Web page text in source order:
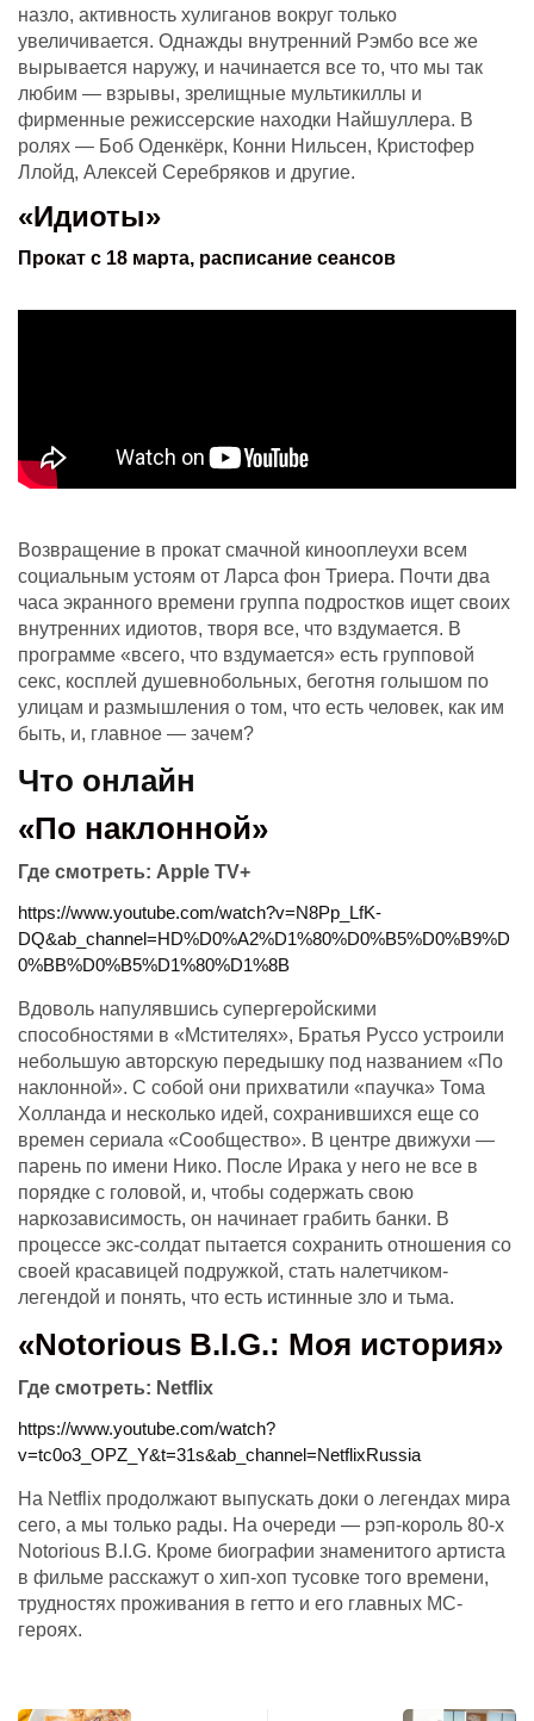
назло, активность хулиганов вокруг только
увеличивается. Однажды внутренний Рэмбо все же
вырывается наружу, и начинается все то, что мы так
любим — взрывы, зрелищные мультикиллы и
фирменные режиссерские находки Найшуллера. В
ролях — Боб Оденкёрк, Конни Нильсен, Кристофер
Ллойд, Алексей Серебряков и другие.
«Идиоты»
Прокат с 18 марта, расписание сеансов
Возвращение в прокат смачной кинооплеухи всем
социальным устоям от Ларса фон Триера. Почти два
часа экранного времени группа подростков ищет своих
внутренних идиотов, творя все, что вздумается. В
программе «всего, что вздумается» есть групповой
секс, косплей душевнобольных, беготня голышом по
улицам и размышления о том, что есть человек, как им
быть, и, главное — зачем?
Что онлайн
«По наклонной»
Где смотреть: Apple TV+
https://www.youtube.com/watch?v=N8Pp_LfK-
DQ&ab_channel=HD%D0%A2%D1%80%D0%B5%D0%B9%D
0%BB%D0%B5%D1%80%D1%8B
Вдоволь напулявшись супергеройскими
способностями в «Мстителях», Братья Руссо устроили
небольшую авторскую передышку под названием «По
наклонной». С собой они прихватили «паучка» Тома
Холланда и несколько идей, сохранившихся еще со
времен сериала «Сообщество». В центре движухи —
парень по имени Нико. После Ирака у него не все в
порядке с головой, и, чтобы содержать свою
наркозависимость, он начинает грабить банки. В
процессе экс-солдат пытается сохранить отношения со
своей красавицей подружкой, стать налетчиком-
легендой и понять, что есть истинные зло и тьма.
«Notorious B.I.G.: Моя история»
Где смотреть: Netflix
https://www.youtube.com/watch?
v=tc0o3_OPZ_Y&t=31s&ab_channel=NetflixRussia
На Netflix продолжают выпускать доки о легендах мира
сего, а мы только рады. На очереди — рэп-король 80-х
Notorious B.I.G. Кроме биографии знаменитого артиста
в фильме расскажут о хип-хоп тусовке того времени,
трудностях проживания в гетто и его главных MC-
героях.